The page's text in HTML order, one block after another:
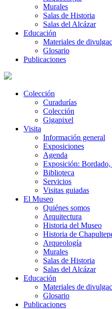
Murales
Salas de Historia
Salas del Alcázar
Educación
Materiales de
Glosario
Publicaciones
Colección
Curadurías
Colección
Gigapixel
Visita
Información general
Exposiciones
Agenda
Exposición:
Biblioteca
Servicios
Visitas guiadas
El Museo
Quiénes somos
Arquitectura
Historia del Museo
Historia de
Arqueología
Murales
Salas de Historia
Salas del Alcázar
Educación
Materiales de
Glosario
Publicaciones